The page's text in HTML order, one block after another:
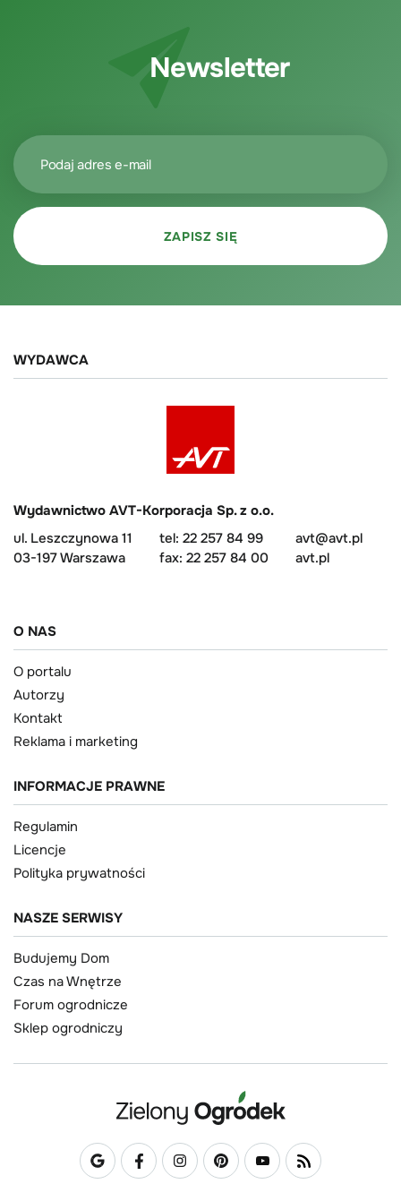
Newsletter
WYDAWCA
Wydawnictwo AVT-Korporacja Sp. z o.o.
ul. Leszczynowa 11
03-197 Warszawa
tel: 22 257 84 99
fax: 22 257 84 00
avt@avt.pl
avt.pl
O NAS
O portalu
Autorzy
Kontakt
Reklama i marketing
INFORMACJE PRAWNE
Regulamin
Licencje
Polityka prywatności
NASZE SERWISY
Budujemy Dom
Czas na Wnętrze
Forum ogrodnicze
Sklep ogrodniczy